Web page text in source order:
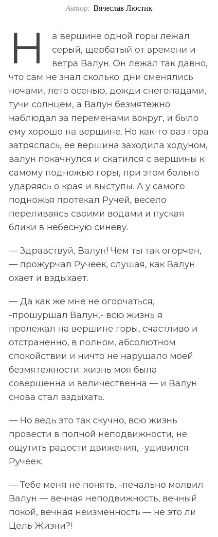
Автор: Вячеслав Люстик
Н
а вершине одной горы лежал
серый, щербатый от времени и
ветра Валун. Он лежал так давно,
что сам не знал сколько: дни сменялись
ночами, лето осенью, дожди снегопадами,
тучи солнцем, а Валун безмятежно
наблюдал за переменами вокруг, и было
ему хорошо на вершине. Но как-то раз гора
затряслась, ее вершина заходила ходуном,
валун покачнулся и скатился с вершины к
самому подножью горы, при этом больно
ударяясь о края и выступы. А у самого
подножья протекал Ручей, весело
переливаясь своими водами и пуская
блики в небесную синеву.
— Здравствуй, Валун! Чем ты так огорчен,
— прожурчал Ручеек, слушая, как Валун
охает и вздыхает.
— Да как же мне не огорчаться,
-прошуршал Валун,- всю жизнь я
пролежал на вершине горы, счастливо и
отстраненно, в полном, абсолютном
спокойствии и ничто не нарушало моей
безмятежности; жизнь моя была
совершенна и величественна — и Валун
снова стал вздыхать.
— Но ведь это так скучно, всю жизнь
провести в полной неподвижности, не
ощутить радости движения, -удивился
Ручеек.
— Тебе меня не понять, -печально молвил
Валун — вечная неподвижность, вечный
покой, вечная неизменность — не это ли
Цель Жизни?!